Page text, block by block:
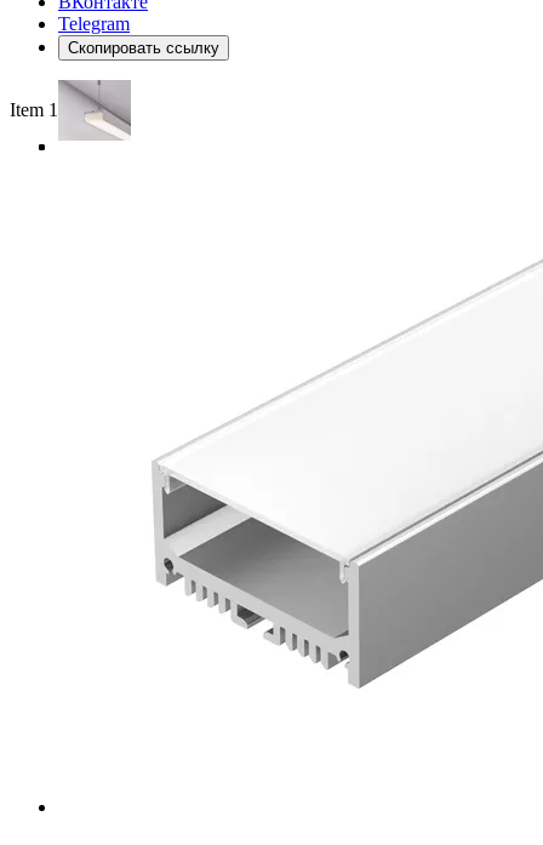
Telegram
Скопировать ссылку
Item 1 of 4